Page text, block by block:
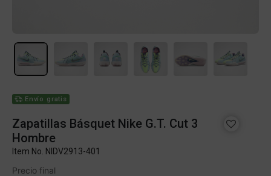
Envío gratis
Zapatillas Básquet Nike G.T. Cut 3
Hombre
Item No. NIDV2913-401
Precio final